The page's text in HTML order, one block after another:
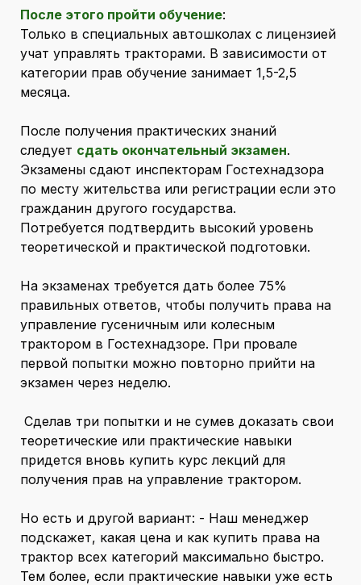
После этого пройти обучение:
Только в специальных автошколах с лицензией
учат управлять тракторами. В зависимости от
категории прав обучение занимает 1,5-2,5
месяца.
После получения практических знаний
следует сдать окончательный экзамен.
Экзамены сдают инспекторам Гостехнадзора
по месту жительства или регистрации если это
гражданин другого государства.
Потребуется подтвердить высокий уровень
теоретической и практической подготовки.
На экзаменах требуется дать более 75%
правильных ответов, чтобы получить права на
управление гусеничным или колесным
трактором в Гостехнадзоре. При провале
первой попытки можно повторно прийти на
экзамен через неделю.
Сделав три попытки и не сумев доказать свои
теоретические или практические навыки
придется вновь купить курс лекций для
получения прав на управление трактором.
Но есть и другой вариант: - Наш менеджер
подскажет, какая цена и как купить права на
трактор всех категорий максимально быстро.
Тем более, если практические навыки уже есть